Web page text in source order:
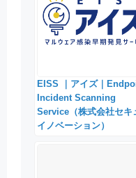
EISS ｜アイズ｜
Incident Scanning
Service（株式会社セキ
イノベーション）